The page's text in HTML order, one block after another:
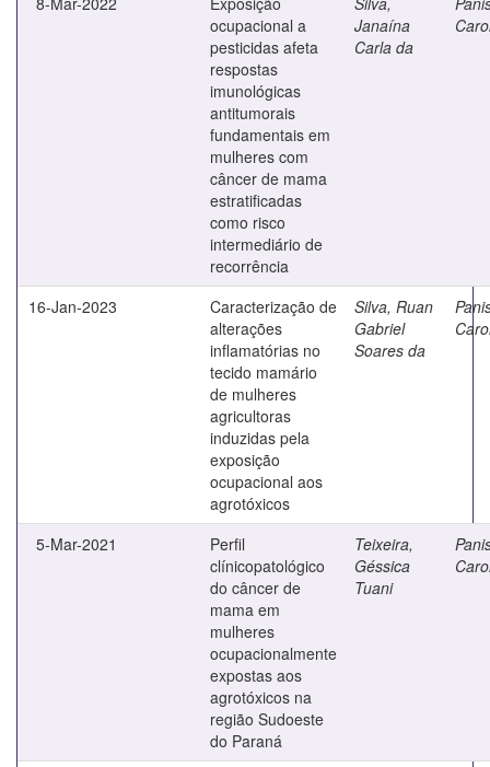
ocupacional a
pesticidas afeta
respostas
imunológicas
antitumorais
fundamentais em
mulheres com
câncer de mama
estratificadas
como risco
intermediário de
recorrência
Janaína
Carla da
16-Jan-2023
Caracterização de
alterações
inflamatórias no
tecido mamário
de mulheres
agricultoras
induzidas pela
exposição
ocupacional aos
agrotóxicos
Silva, Ruan
Gabriel
Soares da
5-Mar-2021
Perfil
clínicopatológico
do câncer de
mama em
mulheres
ocupacionalmente
expostas aos
agrotóxicos na
região Sudoeste
do Paraná
Teixeira,
Géssica
Tuani